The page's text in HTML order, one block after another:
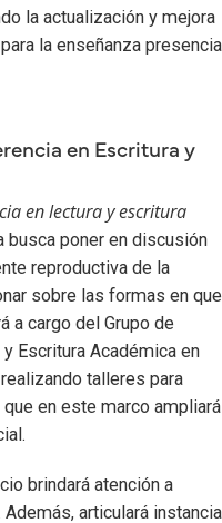
la actualización y mejora
la enseñanza
en Escritura y
en lectura y escritura
busca poner en discusión
reproductiva de la
sobre las formas en que
a cargo del Grupo de
Escritura Académica en
talleres para
en este marco ampliará
brindará atención a
articulará